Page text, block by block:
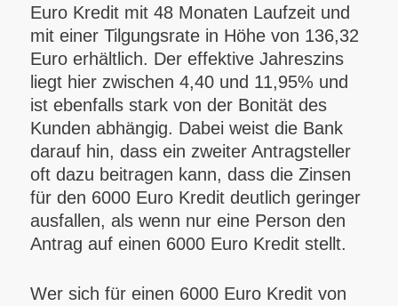
Euro Kredit mit 48 Monaten Laufzeit und
mit einer Tilgungsrate in Höhe von 136,32
Euro erhältlich. Der effektive Jahreszins
liegt hier zwischen 4,40 und 11,95% und
ist ebenfalls stark von der Bonität des
Kunden abhängig. Dabei weist die Bank
darauf hin, dass ein zweiter Antragsteller
oft dazu beitragen kann, dass die Zinsen
für den 6000 Euro Kredit deutlich geringer
ausfallen, als wenn nur eine Person den
Antrag auf einen 6000 Euro Kredit stellt.
Wer sich für einen 6000 Euro Kredit von